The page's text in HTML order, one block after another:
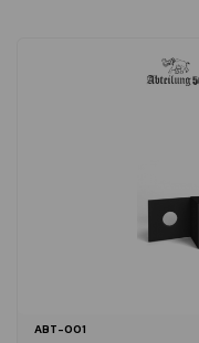
ABT-001